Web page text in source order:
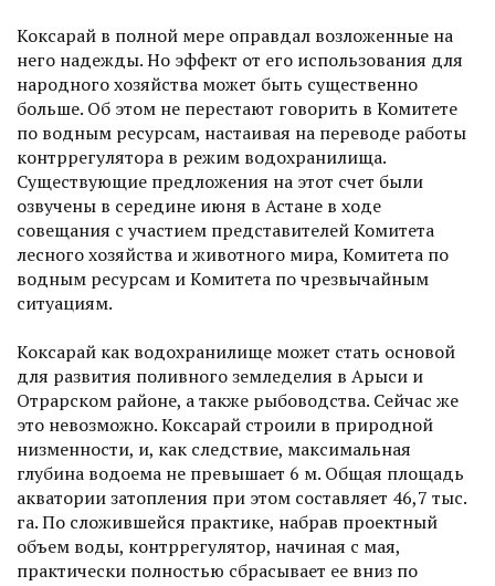
Коксарай в полной мере оправдал возложенные на
него на­дежды. Но эффект от его использования для
народного хозяйства может быть существенно
больше. Об этом не перестают говорить в Комитете
по водным ресурсам, настаивая на переводе работы
контррегулятора в режим водохранилища.
Существующие предложения на этот счет были
озвучены в середине июня в Астане в ходе
совещания с участием представителей Комитета
лесного хозяйства и животного мира, Комитета по
водным ресурсам и Комитета по чрезвычайным
ситуациям.
Коксарай как водохранилище может стать основой
для развития поливного земледелия в Арыси и
Отрарском районе, а также рыбоводства. Сейчас же
это невозможно. Коксарай строи­ли в природной
низменности, и, как следствие, максимальная
глубина водоема не превышает 6 м. Общая площадь
акватории затопления при этом составляет 46,7 тыс.
га. По сложившейся прак­тике, набрав проектный
объем воды, контррегулятор, начиная с мая,
практичес­ки полностью сбрасывает ее вниз по